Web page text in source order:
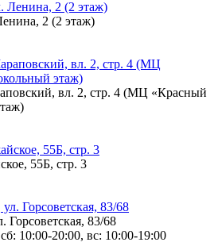
2 (2 этаж)
вл. 2, стр. 4 (МЦ «Красный
55Б, стр. 3
Горсоветская, 83/68
10:00-20:00, вс: 10:00-19:00